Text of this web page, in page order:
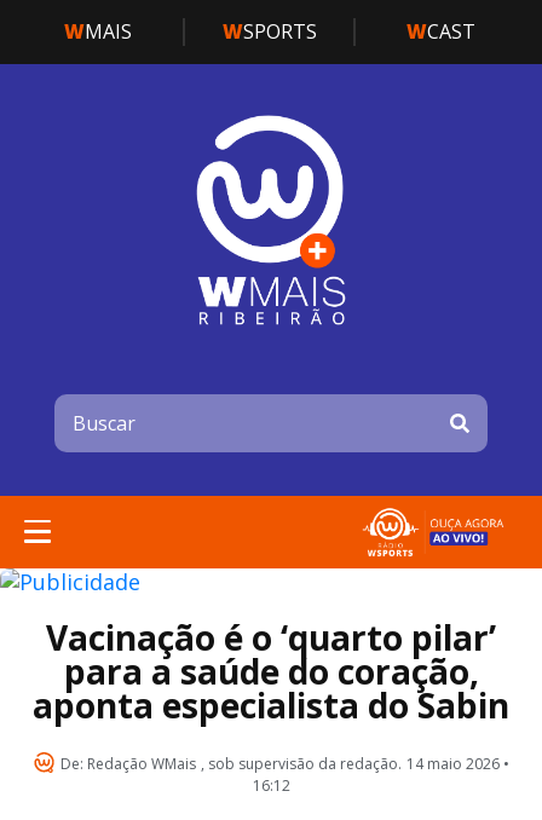
WMAIS WSPORTS WCAST
Vacinação é o ‘quarto pilar’
para a saúde do coração,
aponta especialista do Sabin
De: Redação WMais , sob supervisão da redação. 14 maio 2026 •
16:12